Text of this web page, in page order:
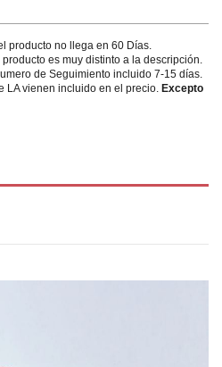
producto no llega en 60 Días.
es muy distinto a la descripción.
de Seguimiento incluido 7-15 días.
LA vienen incluido en el precio. Excepto